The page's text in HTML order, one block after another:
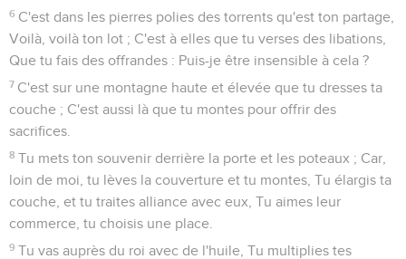
6 C'est dans les pierres polies des torrents qu'est ton partage,
Voilà, voilà ton lot ; C'est à elles que tu verses des libations,
Que tu fais des offrandes : Puis-je être insensible à cela ?
7 C'est sur une montagne haute et élevée que tu dresses ta
couche ; C'est aussi là que tu montes pour offrir des
sacrifices.
8 Tu mets ton souvenir derrière la porte et les poteaux ; Car,
loin de moi, tu lèves la couverture et tu montes, Tu élargis ta
couche, et tu traites alliance avec eux, Tu aimes leur
commerce, tu choisis une place.
9 Tu vas auprès du roi avec de l'huile, Tu multiplies tes